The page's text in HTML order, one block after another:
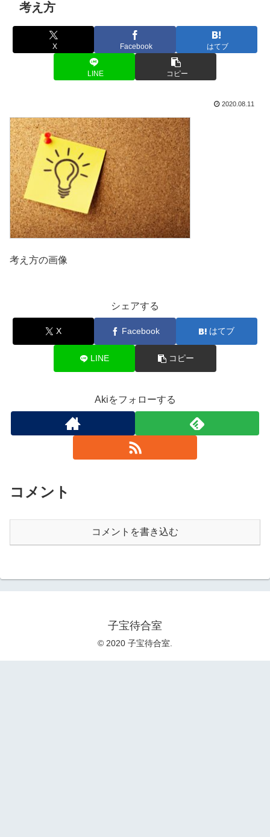
考え方
X Facebook はてブ
LINE コピー
2020.08.11
考え方の画像
シェアする
X Facebook はてブ
LINE コピー
Akiをフォローする
コメント
コメントを書き込む
子宝待合室
© 2020 子宝待合室.